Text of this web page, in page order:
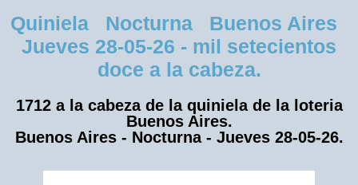
Quiniela Nocturna Buenos Aires
Jueves 28-05-26 - mil setecientos
doce a la cabeza.
1712 a la cabeza de la quiniela de la loteria
Buenos Aires.
Buenos Aires - Nocturna - Jueves 28-05-26.